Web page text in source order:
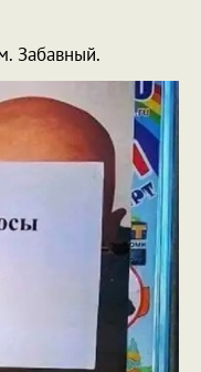
Забавный.